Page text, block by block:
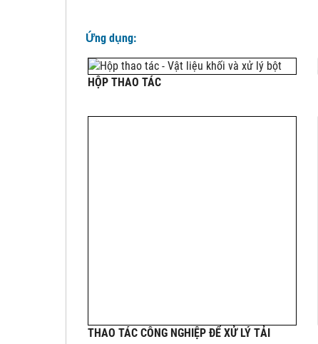
Ứng dụng:
HỘP THAO TÁC
THAO TÁC CÔNG NGHIỆP ĐỂ XỬ LÝ TẢI